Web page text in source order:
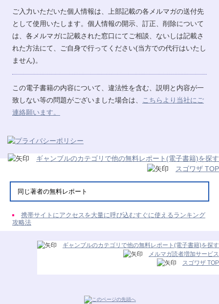
ご入力いただいた個人情報は、上部記載の各メルマガの送付先
として使用いたします。個人情報の開示、訂正、削除について
は、各メルマガに記載された窓口にてご相談、ないしは記載さ
れた方法にて、ご自身で行ってください(当方での代行はいたし
ません)。
この電子書籍の内容について、違法性を含む、説明と内容が一
致しない等の問題がございました場合は、
こちらより当社にご
連絡願います。
ギャンブルのカテゴリで他の無料レポート(電子書籍)を探す
スゴワザ TOP
同じ著者の無料レポート
携帯サイトにアクセスを大量に呼び込むすぐに使えるランキング
攻略法
ギャンブルのカテゴリで他の無料レポート(電子書籍)を探す
メルマガ読者増加サービス
スゴワザ TOP